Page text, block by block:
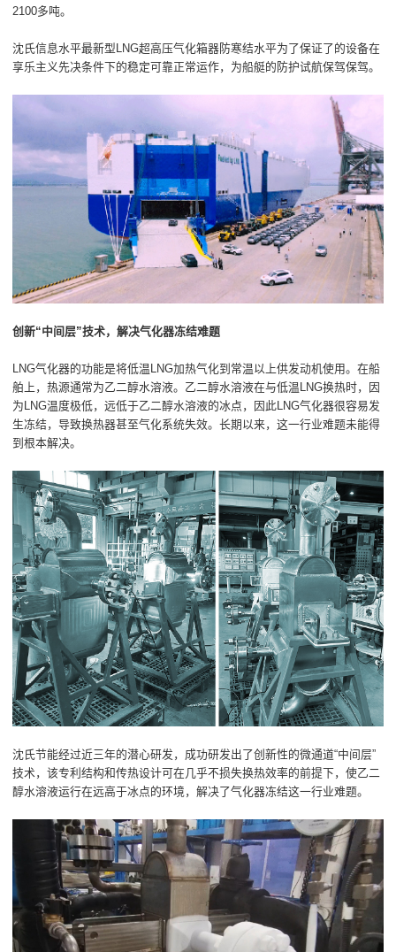
2100多吨。
沈氏信息水平最新型LNG超高压气化箱器防寒结水平为了保证了的设备在
享乐主义先决条件下的稳定可靠正常运作，为船艇的防护试航保驾保驾。
创新“中间层”技术，解决气化器冻结难题
LNG气化器的功能是将低温LNG加热气化到常温以上供发动机使用。在船
舶上，热源通常为乙二醇水溶液。乙二醇水溶液在与低温LNG换热时，因
为LNG温度极低，远低于乙二醇水溶液的冰点，因此LNG气化器很容易发
生冻结，导致换热器甚至气化系统失效。长期以来，这一行业难题未能得
到根本解决。
沈氏节能经过近三年的潜心研发，成功研发出了创新性的微通道“中间层”
技术，该专利结构和传热设计可在几乎不损失换热效率的前提下，使乙二
醇水溶液运行在远高于冰点的环境，解决了气化器冻结这一行业难题。